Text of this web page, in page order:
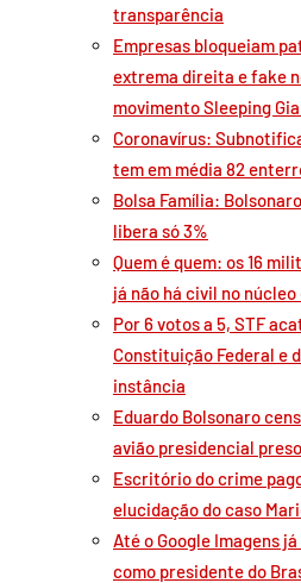
transparência
Empresas bloqueiam
extrema direita e fake
movimento Sleeping
Coronavírus:
tem em média 82
Bolsa Família:
libera só 3%
Quem é quem: os 16
já não há civil no núcleo
Por 6 votos a 5, STF
Constituição Federal e
instância
Eduardo Bolsonaro
avião presidencial
Escritório do crime
elucidação do caso
Até o Google Imagens
como presidente do